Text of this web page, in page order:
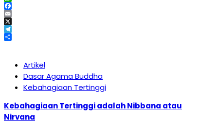
WhatsApp
Facebook
Email
X
Telegram
Artikel
Dasar Agama Buddha
Kebahagiaan Tertinggi
Kebahagiaan Tertinggi adalah Nibbana atau
Nirvana